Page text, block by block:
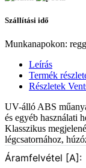
Szállítási idő
Munkanapokon:
Leírás
Termék
Részletek
UV-álló ABS
és egyéb használati
Klasszikus
légcsatornához,
Áramfelvétel [A]: